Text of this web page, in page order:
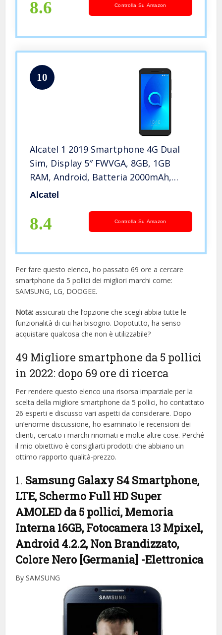
8.6 Controlla Su Amazon
10
Alcatel 1 2019 Smartphone 4G Dual
Sim, Display 5″ FWVGA, 8GB, 1GB
RAM, Android, Batteria 2000mAh,
Nero [Italia]
Alcatel
8.4 Controlla Su Amazon
Per fare questo elenco, ho passato 69 ore a cercare
smartphone da 5 pollici dei migliori marchi come:
SAMSUNG, LG, DOOGEE.
Nota: assicurati che l’opzione che scegli abbia tutte le
funzionalità di cui hai bisogno. Dopotutto, ha senso
acquistare qualcosa che non è utilizzabile?
49 Migliore smartphone da 5 pollici
in 2022: dopo 69 ore di ricerca
Per rendere questo elenco una risorsa imparziale per la
scelta della migliore smartphone da 5 pollici, ​​ho contattato
26 esperti e discusso vari aspetti da considerare. Dopo
un’enorme discussione, ho esaminato le recensioni dei
clienti, cercato i marchi rinomati e molte altre cose. Perché
il mio obiettivo è consigliarti prodotti che abbiano un
ottimo rapporto qualità-prezzo.
1. Samsung Galaxy S4 Smartphone,
LTE, Schermo Full HD Super
AMOLED da 5 pollici, Memoria
Interna 16GB, Fotocamera 13 Mpixel,
Android 4.2.2, Non Brandizzato,
Colore Nero [Germania] -Elettronica
By SAMSUNG